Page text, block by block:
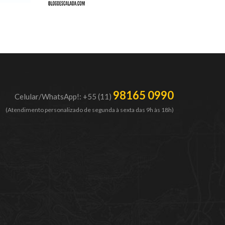
Celular/WhatsApp!: +55 (11) 98165 0990
(Atendimento personalizado de segunda à sexta das 9h às 18h)